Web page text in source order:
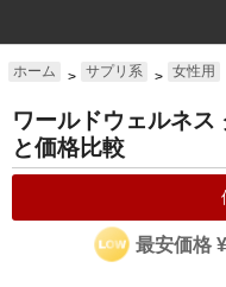
ホーム > サプリ系 > 女性用
ワールドウェルネス
と価格比較
最安価格